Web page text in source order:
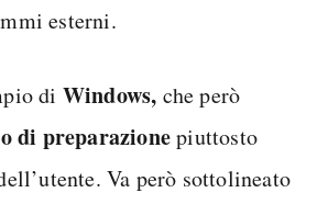
esterni.
di Windows, che però
di preparazionepiuttosto
Va però sottolineato